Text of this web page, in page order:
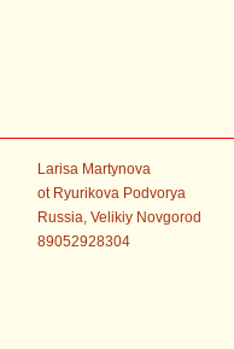
Larisa Martynova
ot Ryurikova Podvorya
Russia, Velikiy Novgorod
89052928304